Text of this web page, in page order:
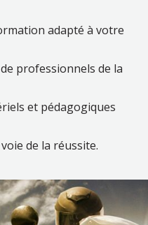
adapté à votre
professionnels de la
et pédagogiques
de la réussite.